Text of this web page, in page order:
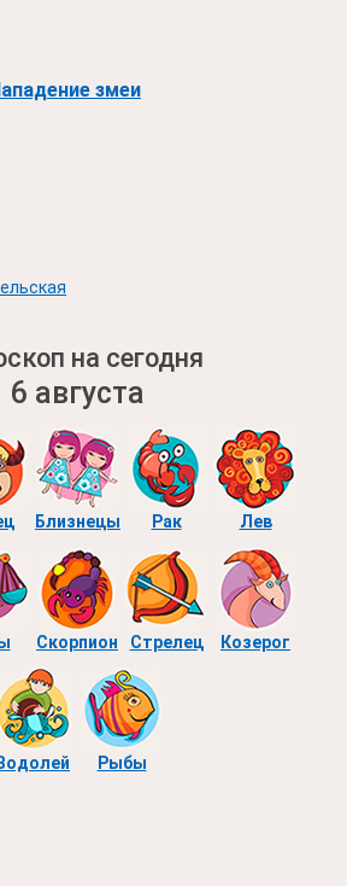
змеи
на сегодня
6 августа
Близнецы Рак Лев
Скорпион Стрелец Козерог
Водолей Рыбы